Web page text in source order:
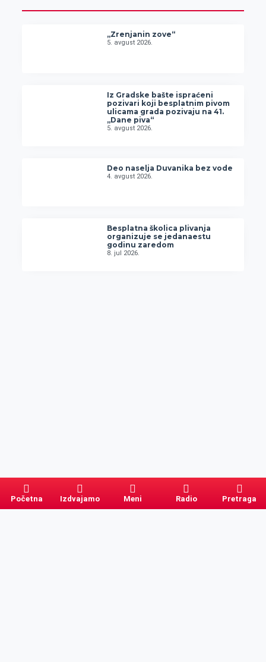
„Zrenjanin zove“
5. avgust 2026.
Iz Gradske bašte ispraćeni
pozivari koji besplatnim pivom
ulicama grada pozivaju na 41.
„Dane piva“
5. avgust 2026.
Deo naselja Duvanika bez vode
4. avgust 2026.
Besplatna školica plivanja
organizuje se jedanaestu
godinu zaredom
8. jul 2026.
Početna Izdvajamo Meni Radio Pretraga